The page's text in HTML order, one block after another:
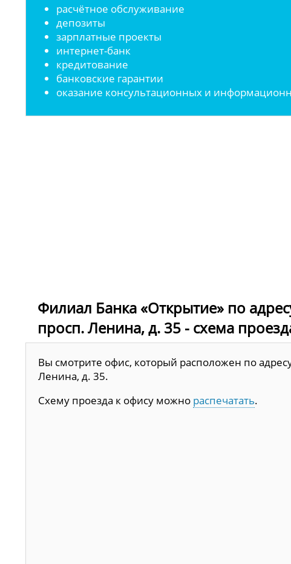
расчётное обслуживание
депозиты
зарплатные проекты
интернет-банк
кредитование
банковские гарантии
оказание консультационных и
Филиал Банка «Открытие» по
просп. Ленина, д. 35 - схема
Вы смотрите офис, который расположен по
Ленина, д. 35.
Схему проезда к офису можно распечатать.